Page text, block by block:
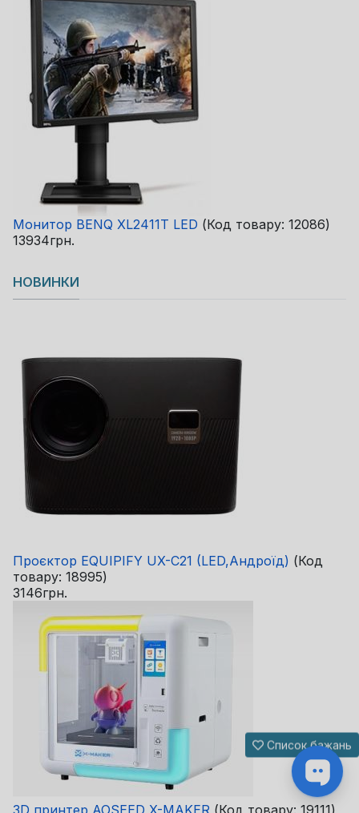
Монитор BENQ XL2411T LED (Код товару: 12086)
13934грн.
НОВИНКИ
Проєктор EQUIPIFY UX-C21 (LED,Андроїд) (Код
товару: 18995)
3146грн.
3D принтер AOSEED X-MAKER (Код товару: 19111)
Список бажань